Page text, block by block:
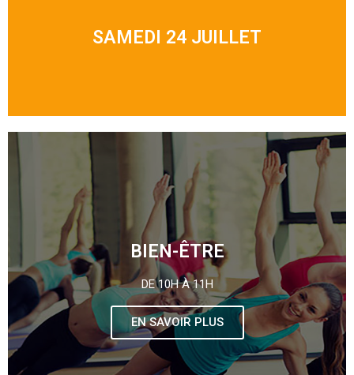
SAMEDI 24 JUILLET
BIEN-ÊTRE
DE 10H À 11H
EN SAVOIR PLUS